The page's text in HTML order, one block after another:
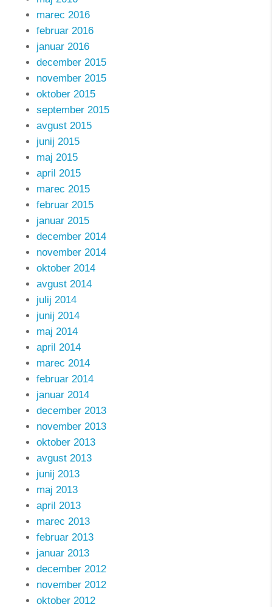
marec 2016
februar 2016
januar 2016
december 2015
november 2015
oktober 2015
september 2015
avgust 2015
junij 2015
maj 2015
april 2015
marec 2015
februar 2015
januar 2015
december 2014
november 2014
oktober 2014
avgust 2014
julij 2014
junij 2014
maj 2014
april 2014
marec 2014
februar 2014
januar 2014
december 2013
november 2013
oktober 2013
avgust 2013
junij 2013
maj 2013
april 2013
marec 2013
februar 2013
januar 2013
december 2012
november 2012
oktober 2012